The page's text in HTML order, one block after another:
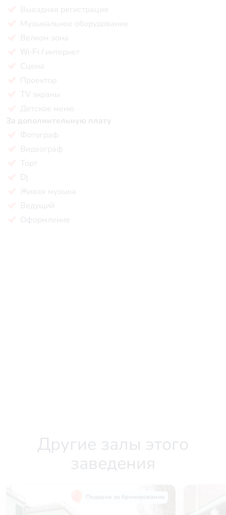
Выездная регистрация
Музыкальное оборудование
Велком зона
Wi-Fi / интернет
Сцена
Проектор
TV экраны
Детское меню
За дополнительную плату
Фотограф
Видеограф
Торт
Dj
Живая музыка
Ведущий
Оформление
Другие залы этого
заведения